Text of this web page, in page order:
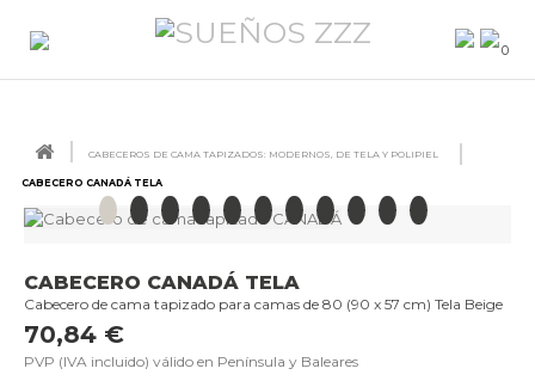
CABECEROS DE CAMA TAPIZADOS: MODERNOS, DE TELA Y POLIPIEL
CABECERO CANADÁ TELA
CABECERO CANADÁ TELA
Cabecero de cama tapizado para camas de 80 (90 x 57 cm) Tela Beige
70,84 €
PVP (IVA incluido) válido en Península y Baleares
0